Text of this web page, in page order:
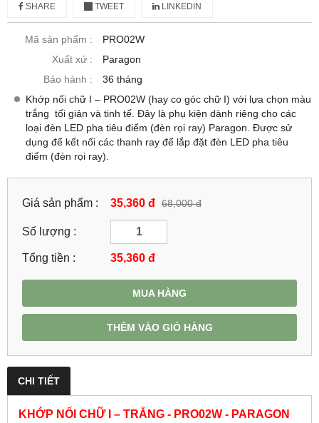
SHARE TWEET LINKEDIN
Mã sản phẩm :
PRO02W
Xuất xứ :
Paragon
Bảo hành :
36 tháng
Khớp nối chữ I – PRO02W (hay co góc chữ I) với lựa chọn màu
trắng tối giản và tinh tế. Đây là phụ kiện dành riêng cho các
loại đèn LED pha tiêu điểm (đèn rọi ray) Paragon. Được sử
dụng để kết nối các thanh ray để lắp đặt đèn LED pha tiêu
điểm (đèn rọi ray).
Giá sản phẩm : 35,360 đ 68,000 đ
Số lượng :
Tổng tiền : 35,360 đ
MUA HÀNG
THÊM VÀO GIỎ HÀNG
CHI TIẾT
KHỚP NỐI CHỮ I – TRẮNG - PRO02W - PARAGON